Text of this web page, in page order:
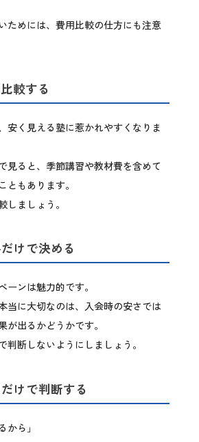
ためには、費用比較の仕方にも注意
較する
安く見える塾に惹かれやすくなりま
見ると、季節講習や教材費を含めて
ともあります。
しましょう。
けで決める
ーンは魅力的です。
当に大切なのは、入会時の安さでは
が出るかどうかです。
判断しないようにしましょう。
けで判断する
から」